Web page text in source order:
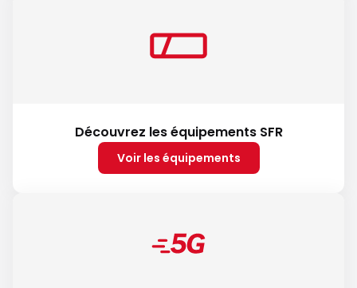
Découvrez les équipements SFR
Voir les équipements